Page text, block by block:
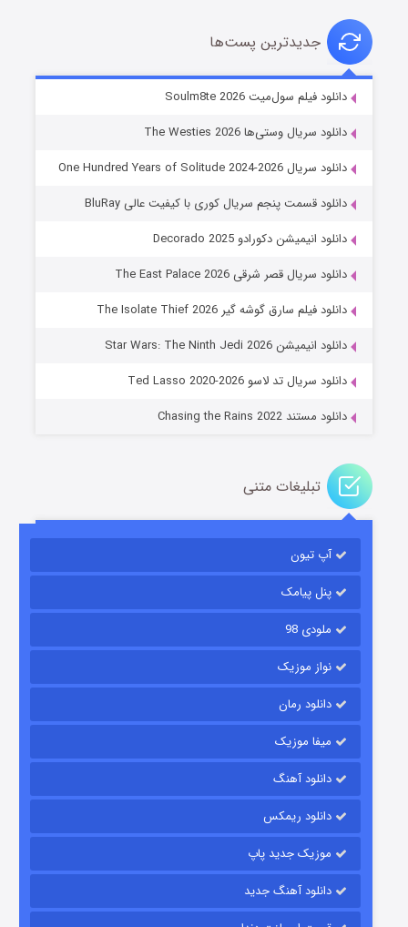
خاندان اژدها فصل ۳
جادوگری در مغولستان
قسمت ۱۴ (زیرنویس) منتشر شد
قسمت
جدیدترین پست‌ها
دانلود فیلم سول‌میت Soulm8te 2026
دانلود سریال وستی‌ها The Westies 2026
دانلود سریال One Hundred Years of Solitude 2024-2026
دانلود قسمت پنجم سریال کوری با کیفیت عالی BluRay
دانلود انیمیشن دکورادو Decorado 2025
دانلود سریال قصر شرقی The East Palace 2026
دانلود فیلم سارق گوشه گیر The Isolate Thief 2026
دانلود انیمیشن Star Wars: The Ninth Jedi 2026
دانلود سریال تد لاسو Ted Lasso 2020-2026
دانلود مستند Chasing the Rains 2022
تبلیغات متنی
آپ تیون
پنل پیامک
ملودی 98
نواز موزیک
دانلود رمان
میفا موزیک
دانلود آهنگ
دانلود ریمکس
موزیک جدید پاپ
دانلود آهنگ جدید